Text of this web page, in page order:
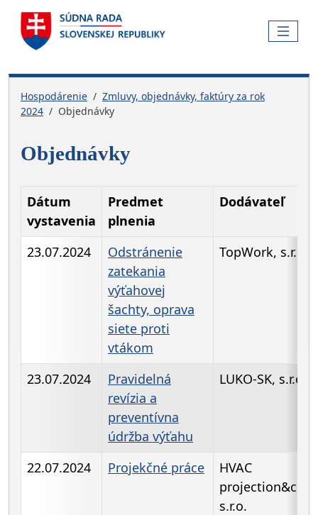
Skočiť na hlavnú navigáciu
Skočiť na obsah
Skočiť na bočnú lištu
Skočiť na pätičku
MENU
Hospodárenie
Zmluvy, objednávky, faktúry za rok
2024
Objednávky
Objednávky
Dátum
vystavenia
Predmet
plnenia
Dodávateľ
23.07.2024
Odstránenie
zatekania
výťahovej
šachty, oprava
siete proti
vtákom
TopWork, s.r.o.
23.07.2024
Pravidelná
revízia a
preventívna
údržba výťahu
LUKO-SK, s.r.o.
22.07.2024 Projekčné práce
HVAC
s.r.o.